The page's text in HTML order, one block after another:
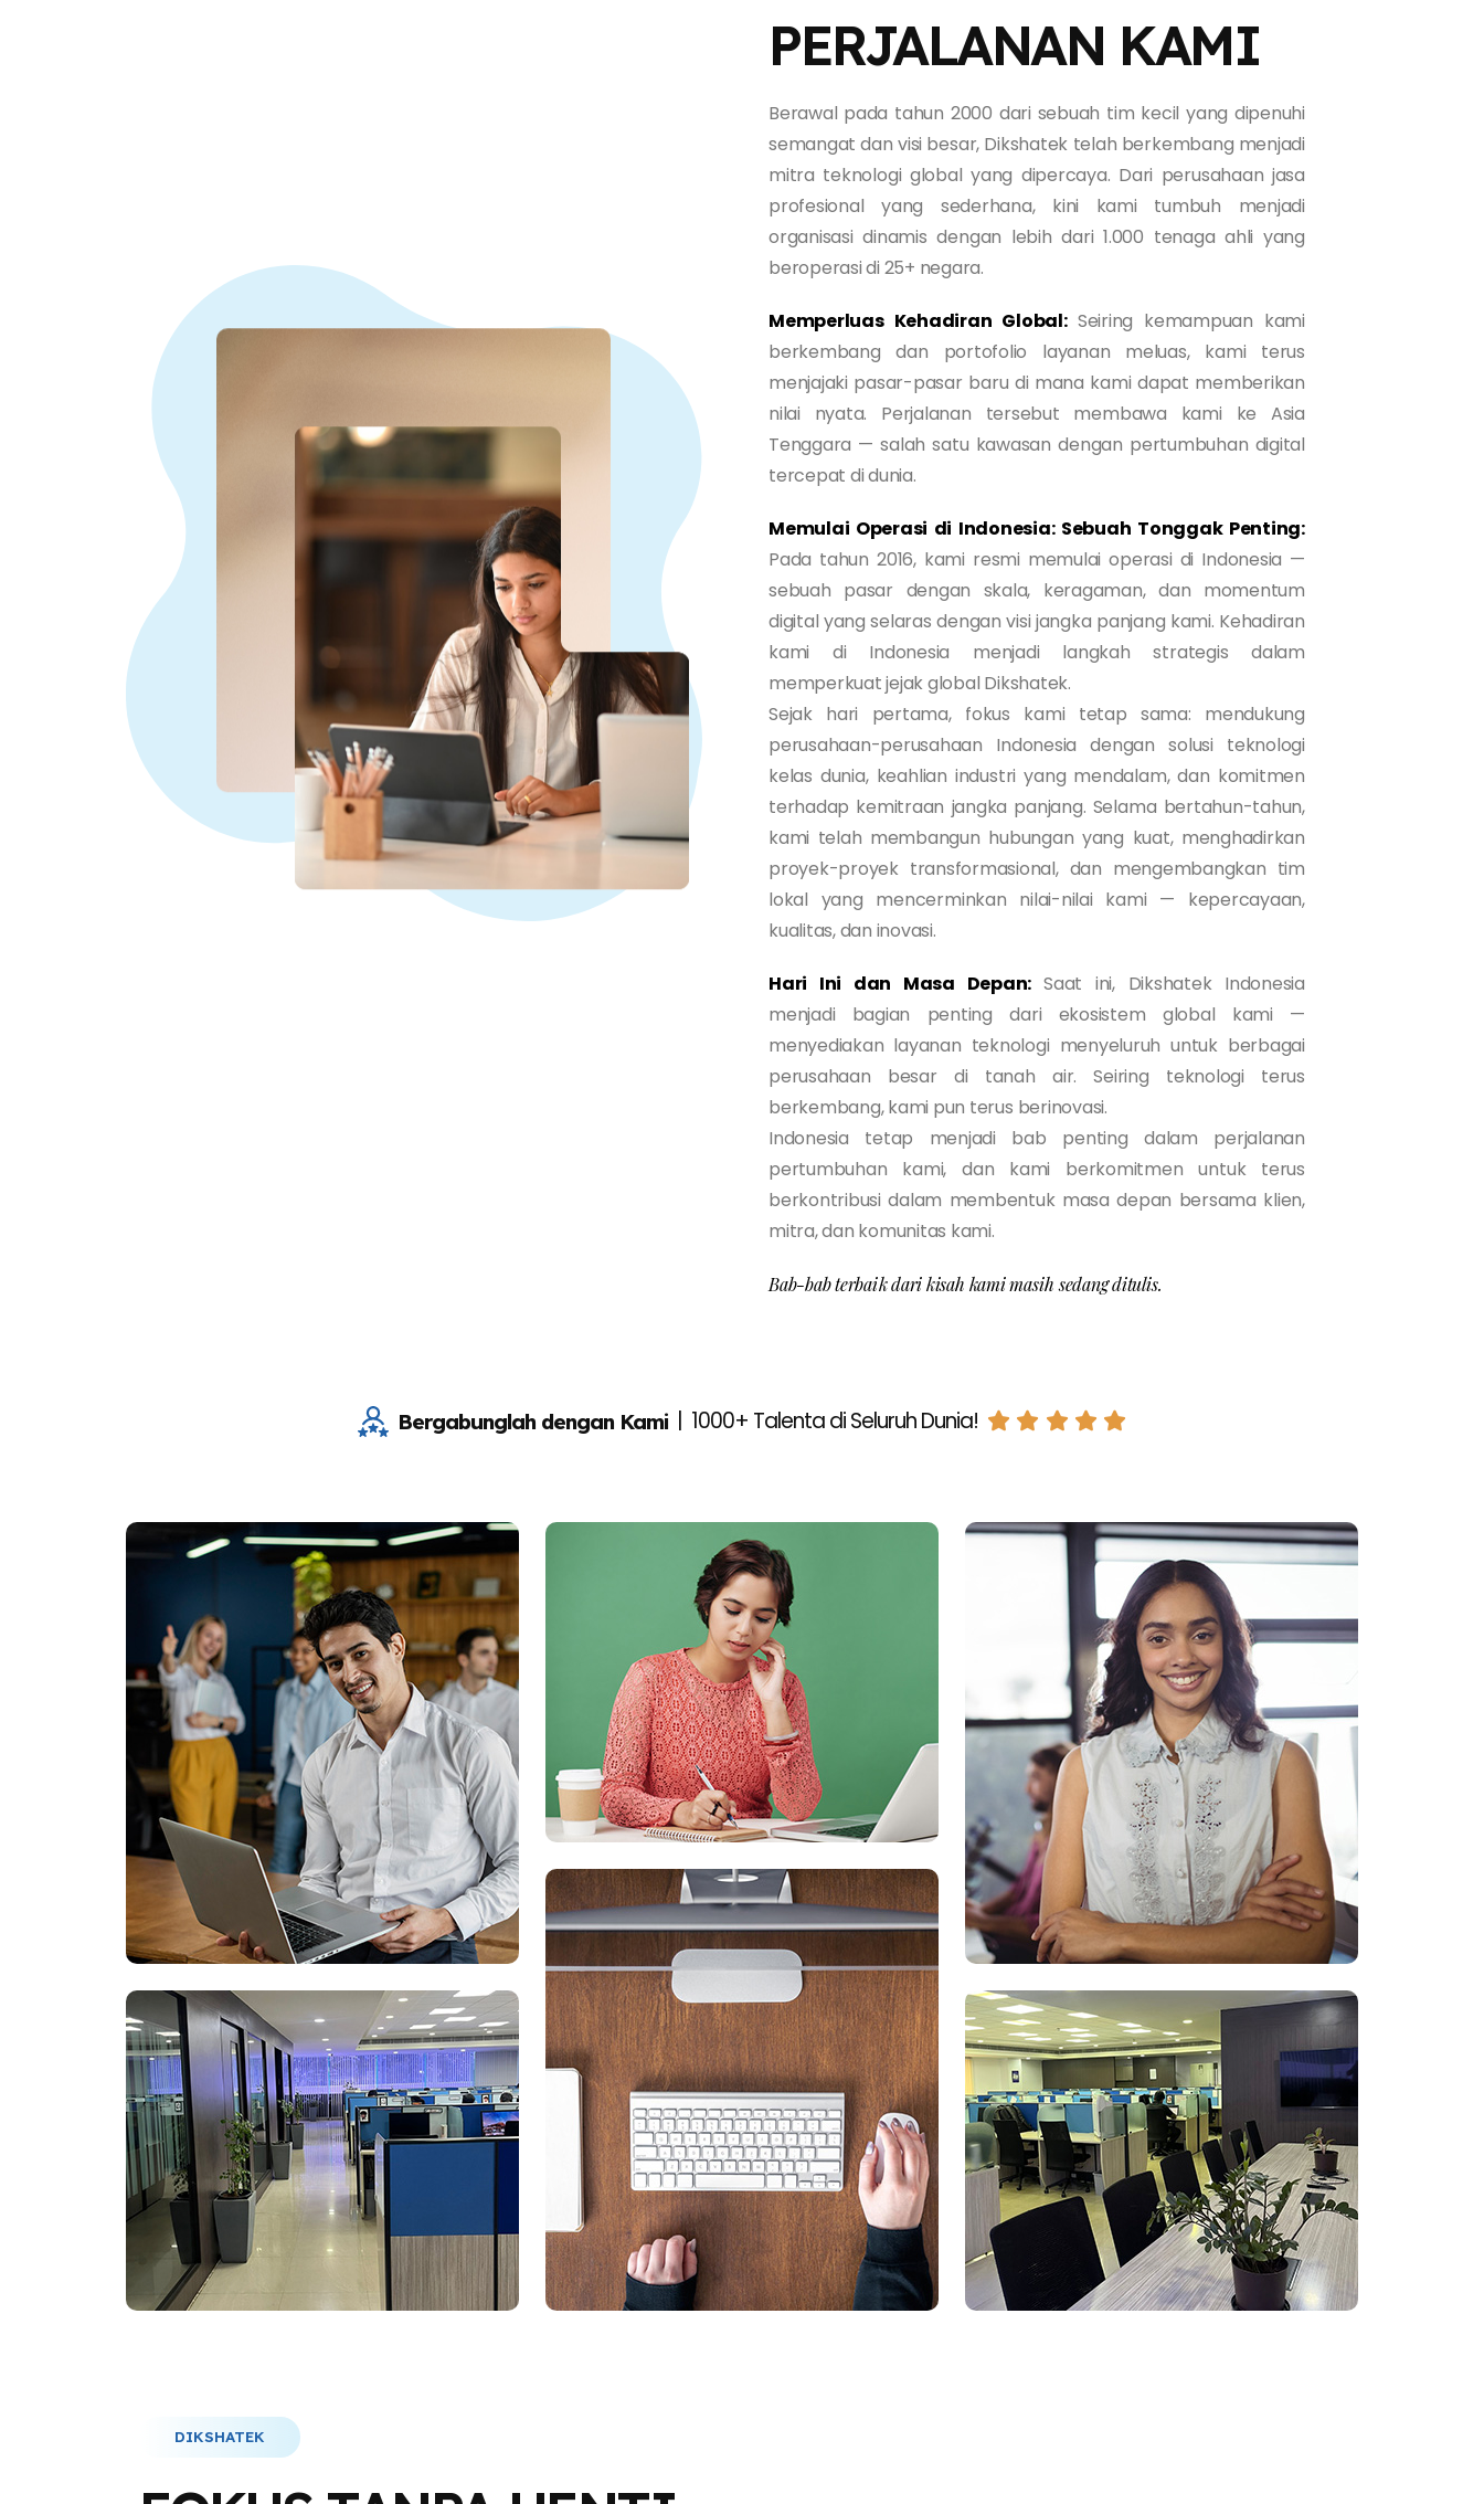
PERJALANAN KAMI
Berawal pada tahun 2000 dari sebuah tim kecil yang dipenuhi
semangat dan visi besar, Dikshatek telah berkembang menjadi
mitra teknologi global yang dipercaya. Dari perusahaan jasa
profesional yang sederhana, kini kami tumbuh menjadi
organisasi dinamis dengan lebih dari 1.000 tenaga ahli yang
beroperasi di 25+ negara.
Memperluas Kehadiran Global: Seiring kemampuan kami
berkembang dan portofolio layanan meluas, kami terus
menjajaki pasar-pasar baru di mana kami dapat memberikan
nilai nyata. Perjalanan tersebut membawa kami ke Asia
Tenggara — salah satu kawasan dengan pertumbuhan digital
tercepat di dunia.
Memulai Operasi di Indonesia: Sebuah Tonggak Penting:
Pada tahun 2016, kami resmi memulai operasi di Indonesia —
sebuah pasar dengan skala, keragaman, dan momentum
digital yang selaras dengan visi jangka panjang kami. Kehadiran
kami di Indonesia menjadi langkah strategis dalam
memperkuat jejak global Dikshatek.
Sejak hari pertama, fokus kami tetap sama: mendukung
perusahaan-perusahaan Indonesia dengan solusi teknologi
kelas dunia, keahlian industri yang mendalam, dan komitmen
terhadap kemitraan jangka panjang. Selama bertahun-tahun,
kami telah membangun hubungan yang kuat, menghadirkan
proyek-proyek transformasional, dan mengembangkan tim
lokal yang mencerminkan nilai-nilai kami — kepercayaan,
kualitas, dan inovasi.
Hari Ini dan Masa Depan: Saat ini, Dikshatek Indonesia
menjadi bagian penting dari ekosistem global kami —
menyediakan layanan teknologi menyeluruh untuk berbagai
perusahaan besar di tanah air. Seiring teknologi terus
berkembang, kami pun terus berinovasi.
Indonesia tetap menjadi bab penting dalam perjalanan
pertumbuhan kami, dan kami berkomitmen untuk terus
berkontribusi dalam membentuk masa depan bersama klien,
mitra, dan komunitas kami.
Bab-bab terbaik dari kisah kami masih sedang ditulis.
Bergabunglah dengan Kami 1000+ Talenta di Seluruh Dunia!
DIKSHATEK